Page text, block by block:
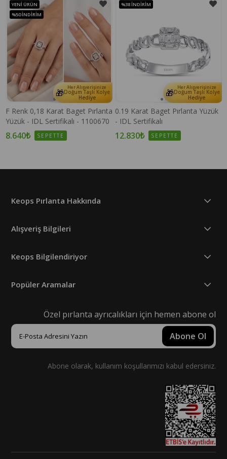
🎁 Her Alışverişinize
Doğum Taşlı Kolye
Hediye
F Renk 0,18 Karat Baget Pırlanta
Yüzük - IDL Sertifikalı - 1100670
8.640₺ SEPETTE
YENI ÜRÜN
%50 İNDIRIM
🎁 Her Alışverişinize
Doğum Taşlı Kolye
Hediye
0.19 Karat Baget Pırlanta Yüzük
- IDL Sertifikalı
12.830₺ SEPETTE
%38 İNDIRIM
Keops Pırlanta Hakkında
Alışveriş Bilgileri
Keops Bilgilendiriyor
Popüler Aramalar
Özel pırlanta ayrıcalıkları için hemen abone ol
Abone Ol
Abone olarak, kullanım koşullarımızı kabul edersiniz.